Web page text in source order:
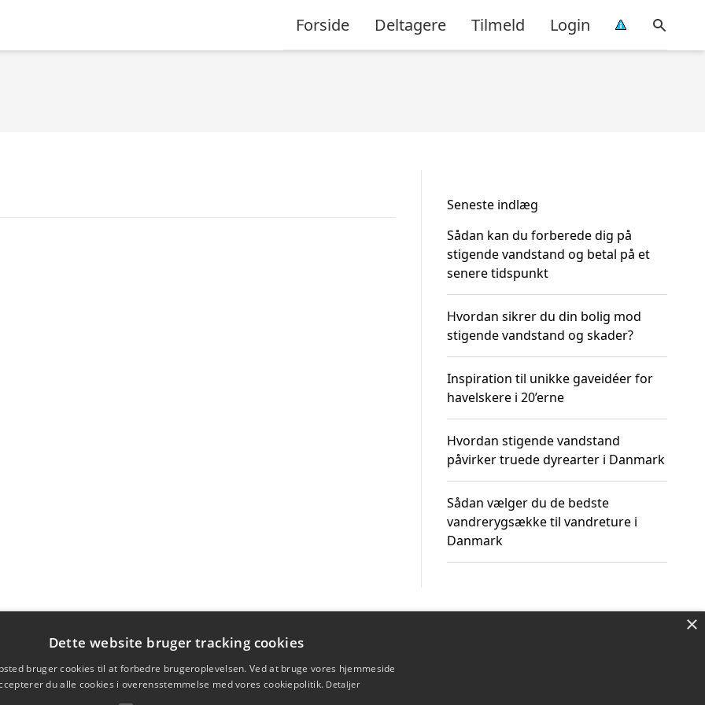
Forside Deltagere Tilmeld Login
Seneste indlæg
Sådan kan du forberede dig på
stigende vandstand og betal på et
senere tidspunkt
Hvordan sikrer du din bolig mod
stigende vandstand og skader?
Inspiration til unikke gaveidéer for
havelskere i 20’erne
Hvordan stigende vandstand
påvirker truede dyrearter i Danmark
Sådan vælger du de bedste
vandrerygsække til vandreture i
Danmark
×
Dette website bruger tracking cookies
bruger cookies til at forbedre brugeroplevelsen. Ved at bruge vores hjemmeside
du alle cookies i overensstemmelse med vores cookiepolitik. Detaljer